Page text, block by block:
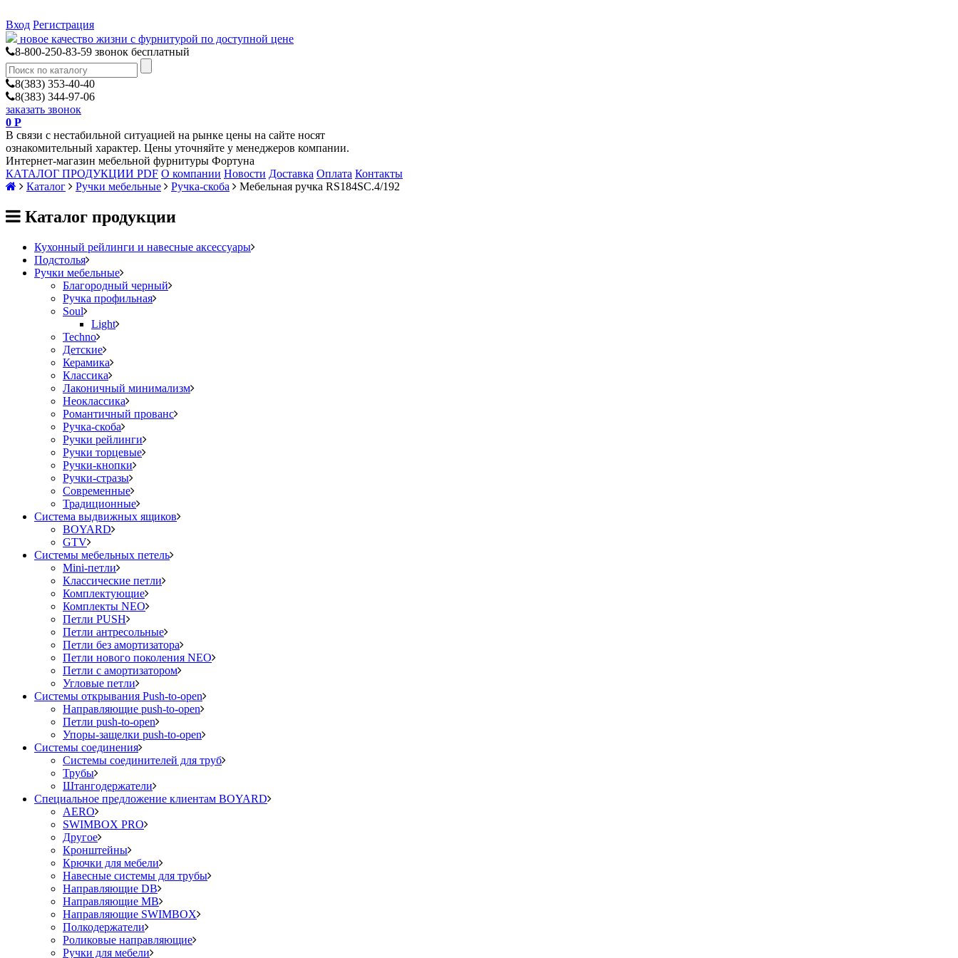
Вход Регистрация
новое качество жизни с фурнитурой по доступной цене
8-800-250-83-59 звонок бесплатный
8(383) 353-40-40
8(383) 344-97-06
заказать звонок
0 Р
В связи с нестабильной ситуацией на рынке цены на сайте носят
ознакомительный характер. Цены уточняйте у менеджеров компании.
Интернет-магазин мебельной фурнитуры Фортуна
КАТАЛОГ ПРОДУКЦИИ PDF О компании Новости Доставка Оплата Контакты
Каталог
Ручки мебельные Ручка-скоба Мебельная ручка RS184SC.4/192
Каталог продукции
Кухонный рейлинги и навесные аксессуары
Подстолья
Ручки мебельные
Благородный черный
Ручка профильная
Soul
Light
Techno
Детские
Керамика
Классика
Лаконичный минимализм
Неоклассика
Романтичный прованс
Ручка-скоба
Ручки рейлинги
Ручки торцевые
Ручки-кнопки
Ручки-стразы
Современные
Традиционные
Система выдвижных ящиков
BOYARD
GTV
Системы мебельных петель
Mini-петли
Классические петли
Комплектующие
Комплекты NEO
Петли PUSH
Петли антресольные
Петли без амортизатора
Петли нового поколения NEO
Петли с амортизатором
Угловые петли
Системы открывания Push-to-open
Направляющие push-to-open
Петли push-to-open
Упоры-защелки push-to-open
Системы соединения
Системы соединителей для труб
Трубы
Штангодержатели
Специальное предложение клиентам BOYARD
AERO
SWIMBOX PRO
Другое
Кронштейны
Крючки для мебели
Навесные системы для трубы
Направляющие DB
Направляющие MB
Направляющие SWIMBOX
Полкодержатели
Роликовые направляющие
Ручки для мебели